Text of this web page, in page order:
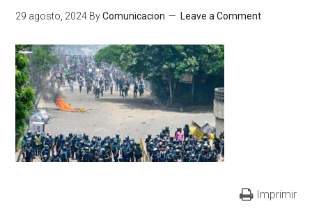
29 agosto, 2024 ByComunicacion Leave a Comment
Imprimir